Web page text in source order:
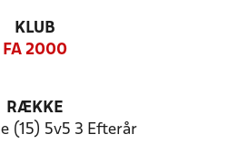
KLUB
FA 2000
RÆKKE
(15) 5v5 3 Efterår